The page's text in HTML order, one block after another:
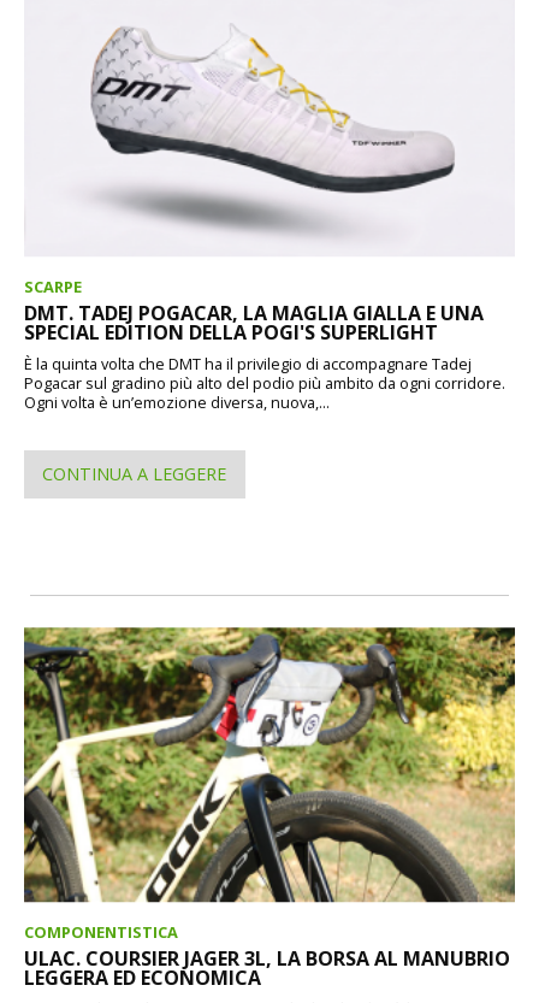
SCARPE
DMT. TADEJ POGACAR, LA MAGLIA GIALLA E UNA
SPECIAL EDITION DELLA POGI'S SUPERLIGHT
È la quinta volta che DMT ha il privilegio di accompagnare Tadej
Pogacar sul gradino più alto del podio più ambito da ogni corridore.
Ogni volta è un’emozione diversa, nuova,...
CONTINUA A LEGGERE
COMPONENTISTICA
ULAC. COURSIER JAGER 3L, LA BORSA AL MANUBRIO
LEGGERA ED ECONOMICA